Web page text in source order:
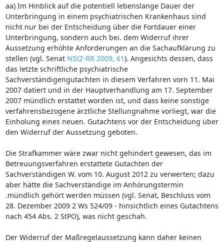
aa) Im Hinblick auf die potentiell lebenslange Dauer der
Unterbringung in einem psychiatrischen Krankenhaus sind
nicht nur bei der Entscheidung über die Fortdauer einer
Unterbringung, sondern auch bei. dem Widerruf ihrer
Aussetzung erhöhte Anforderungen an die Sachaufklärung zu
stellen (vgl. Senat NStZ-RR 2009, 61). Angesichts dessen, dass
das letzte schriftliche psychiatrische
Sachverständigengutachten in diesem Verfahren vorn 11. Mai
2007 datiert und in der Hauptverhandlung am 17. September
2007 mündlich erstattet worden ist, und dass keine sonstige
verfahrensbezogene ärztliche Stellungnahme vorliegt, war die
Einholung eines neuen. Gutachtens vor der Entscheidung über
den Widerruf der Aussetzung geboten.
Die Strafkammer wäre zwar nicht gehindert gewesen, das im
Betreuungsverfahren erstattete Gutachten der
Sachverständigen W. vom 10. August 2012 zu verwerten; dazu
aber hätte die Sachverständige im Anhörungstermin
.mündlich gehört werden müssen (vgl. Senat, Beschluss vom
28. Dezember 2009 2 Ws 524/09 - hinsichtlich eines Gutachtens
nach 454 Abs. 2 StPO), was nicht geschah.
Der Widerruf der Maßregelaussetzung kann daher keinen